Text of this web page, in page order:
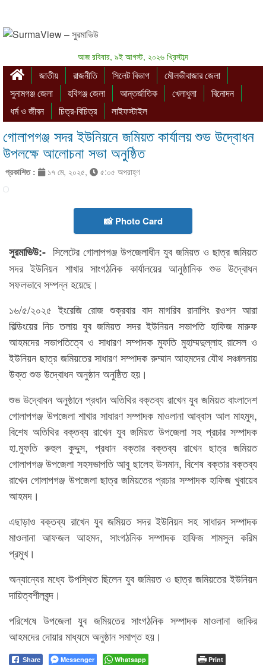
আজ রবিবার, ৯ই আগস্ট, ২০২৬ খ্রিস্টাব্দ
জাতীয় রাজনীতি সিলেট বিভাগ
মৌলভীবাজার জেলা
সুনামগঞ্জ জেলা
হবিগঞ্জ জেলা আন্তর্জাতিক খেলাধুলা
বিনোদন
ধর্ম ও জীবন
চিত্র-বিচিত্র লাইফস্টাইল
গোলাপগঞ্জ সদর ইউনিয়নে জমিয়ত কার্যালয় শুভ উদ্বোধন
উপলক্ষে আলোচনা সভা অনুষ্ঠিত
প্রকাশিত : ১৭ মে, ২০২৫, ৫:০৫ অপরাহ্ণ
📸 Photo Card
সুরমাভিউ:- সিলেটের গোলাপগঞ্জ উপজেলাধীন যুব জমিয়ত ও ছাত্র জমিয়ত
সদর ইউনিয়ন শাখার সাংগঠনিক কার্যালয়ের আনুষ্ঠানিক শুভ উদ্বোধন
সফলভাবে সম্পন্ন হয়েছে।
১৬/৫/২০২৫ ইংরেজি রোজ শুক্রবার বাদ মাগরিব রানাপিং রওশন আরা
বিল্ডিংয়ের নিচ তলায় যুব জমিয়ত সদর ইউনিয়ন সভাপতি হাফিজ মারুফ
আহমদের সভাপতিত্বে ও সাধারণ সম্পাদক মুফতি মুহাম্মদুল্লাহ রাসেল ও
ইউনিয়ন ছাত্র জমিয়তের সাধারণ সম্পাদক রুম্মান আহমদের যৌথ সঞ্চালনায়
উক্ত শুভ উদ্বোধন অনুষ্ঠান অনুষ্ঠিত হয়।
শুভ উদ্বোধন অনুষ্ঠানে প্রধান অতিথির বক্তব্য রাখেন যুব জমিয়ত বাংলাদেশ
গোলাপগঞ্জ উপজেলা শাখার সাধারণ সম্পাদক মাওলানা আব্বাস আল মাহমুদ,
বিশেষ অতিথির বক্তব্য রাখেন যুব জমিয়ত উপজেলা সহ প্রচার সম্পাদক
হা.মুফতি রুহুল কুদ্দুস, প্রধান বক্তার বক্তব্য রাখেন ছাত্র জমিয়ত
গোলাপগঞ্জ উপজেলা সহসভাপতি আবু ছালেহ উসমান, বিশেষ বক্তার বক্তব্য
রাখেন গোলাপগঞ্জ উপজেলা ছাত্র জমিয়তের প্রচার সম্পাদক হাফিজ খুবায়েব
আহমদ।
এছাড়াও বক্তব্য রাখেন যুব জমিয়ত সদর ইউনিয়ন সহ সাধারন সম্পাদক
মাওলানা আফজল আহমদ, সাংগঠনিক সম্পাদক হাফিজ শামসুল করিম
প্রমুখ।
অন্যান্যের মধ্যে উপস্থিত ছিলেন যুব জমিয়ত ও ছাত্র জমিয়তের ইউনিয়ন
দায়িত্বশীলবৃন্দ।
পরিশেষে উপজেলা যুব জমিয়তের সাংগঠনিক সম্পাদক মাওলানা জাকির
আহমদের দোয়ার মাধ্যমে অনুষ্ঠান সমাপ্ত হয়।
Share Messenger Whatsapp Print